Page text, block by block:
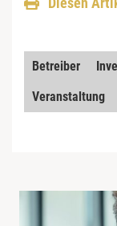
Betreiber
Veranstaltung